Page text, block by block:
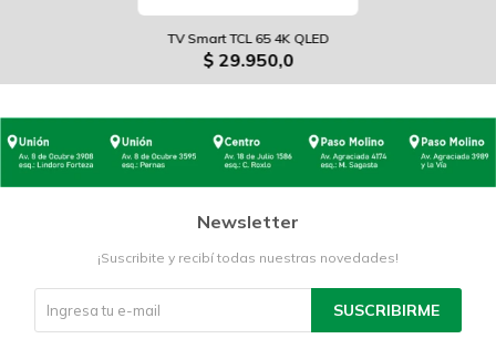
TV Smart TCL 65 4K QLED
$ 29.950,0
Newsletter
¡Suscribite y recibí todas nuestras novedades!
SUSCRIBIRME